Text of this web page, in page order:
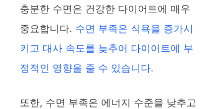
충분한 수면은 건강한 다이어트에 매우
중요합니다. 수면 부족은 식욕을 증가시
키고 대사 속도를 늦추어 다이어트에 부
정적인 영향을 줄 수 있습니다.
또한, 수면 부족은 에너지 수준을 낮추고